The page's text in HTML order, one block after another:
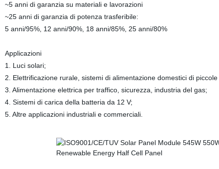
~5 anni di garanzia su materiali e lavorazioni
~25 anni di garanzia di potenza trasferibile:
5 anni/95%, 12 anni/90%, 18 anni/85%, 25 anni/80%
Applicazioni
1. Luci solari;
2. Elettrificazione rurale, sistemi di alimentazione domestici di
3. Alimentazione elettrica per traffico, sicurezza, industria del gas;
4. Sistemi di carica della batteria da 12 V;
5. Altre applicazioni industriali e commerciali.